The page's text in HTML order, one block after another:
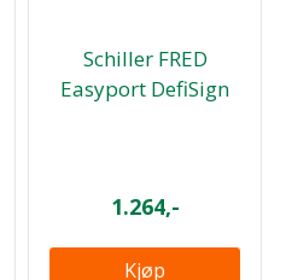
Schiller FRED
Easyport DefiSign
1.264,-
Kjøp